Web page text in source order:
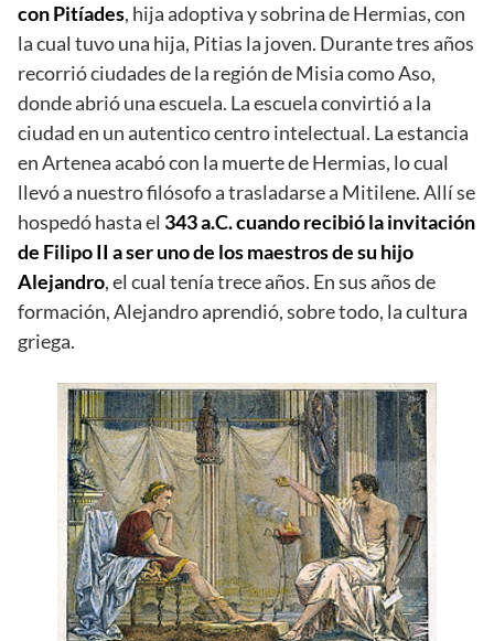
con Pitíades, hija adoptiva y sobrina de Hermias, con
la cual tuvo una hija, Pitias la joven. Durante tres años
recorrió ciudades de la región de Misia como Aso,
donde abrió una escuela. La escuela convirtió a la
ciudad en un autentico centro intelectual. La estancia
en Artenea acabó con la muerte de Hermias, lo cual
llevó a nuestro filósofo a trasladarse a Mitilene. Allí se
hospedó hasta el 343 a.C. cuando recibió la invitación
de Filipo II a ser uno de los maestros de su hijo
Alejandro, el cual tenía trece años. En sus años de
formación, Alejandro aprendió, sobre todo, la cultura
griega.